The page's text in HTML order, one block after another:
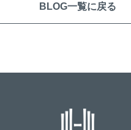
BLOG一覧に戻る